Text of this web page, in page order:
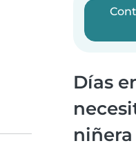
Días
niñera